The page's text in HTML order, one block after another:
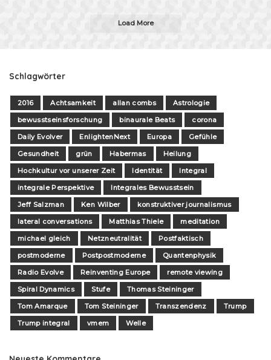
Load More
Schlagwörter
2016 Achtsamkeit allan combs
Astrologie
bewusstseinsforschung
binaurale Beats
corona
Daily Evolver
EnlightenNext Europa
Gefühle
Gesundheit
grün Habermas
Heilung
Hochkultur vor unserer Zeit
Identität
Integral
integrale Perspektive
Integrales Bewusstsein
Jeff Salzman
Ken Wilber
konstruktiver journalismus
lateral conversations
Matthias Thiele
meditation
michael gleich
Netzneutralität
Postfaktisch
postmoderne
Postpostmoderne
Quantenphysik
Radio Evolve
Reinventing Europe
remote viewing
Spiral Dynamics
Stufe
Thomas Steininger
Tom Amarque
Tom Steininger Transzendenz
Trump
Trump integral
vmem Welle